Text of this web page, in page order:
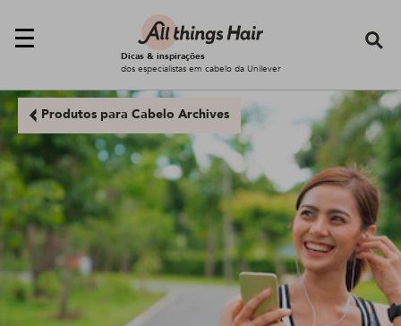
Dicas & inspirações
dos especialistas em cabelo da Unilever
Produtos para Cabelo Archives